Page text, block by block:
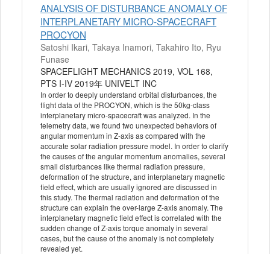
ANALYSIS OF DISTURBANCE ANOMALY OF
INTERPLANETARY MICRO-SPACECRAFT
PROCYON
Satoshi Ikari, Takaya Inamori, Takahiro Ito, Ryu
Funase
SPACEFLIGHT MECHANICS 2019, VOL 168,
PTS I-IV 2019年 UNIVELT INC
In order to deeply understand orbital disturbances, the
flight data of the PROCYON, which is the 50kg-class
interplanetary micro-spacecraft was analyzed. In the
telemetry data, we found two unexpected behaviors of
angular momentum in Z-axis as compared with the
accurate solar radiation pressure model. In order to clarify
the causes of the angular momentum anomalies, several
small disturbances like thermal radiation pressure,
deformation of the structure, and interplanetary magnetic
field effect, which are usually ignored are discussed in
this study. The thermal radiation and deformation of the
structure can explain the over-large Z-axis anomaly. The
interplanetary magnetic field effect is correlated with the
sudden change of Z-axis torque anomaly in several
cases, but the cause of the anomaly is not completely
revealed yet.